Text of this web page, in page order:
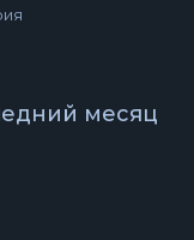
месяц